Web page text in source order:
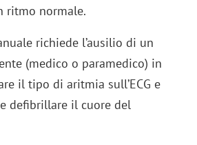
ritmo normale.
richiede l’ausilio di un
(medico o paramedico) in
il tipo di aritmia sull’ECG e
defibrillare il cuore del